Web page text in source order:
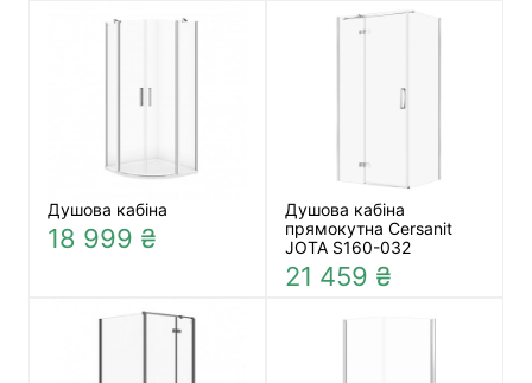
Душова кабіна
18 999 ₴
Душова кабіна
прямокутна Cersanit
JOTA S160-032
21 459 ₴